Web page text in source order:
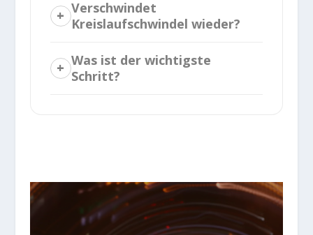
Verschwindet
Kreislaufschwindel wieder?
Was ist der wichtigste
Schritt?